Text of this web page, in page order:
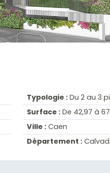
Typologie : Du 2 au 3
Surface : De 42,97 à
Ville : Caen
Département :